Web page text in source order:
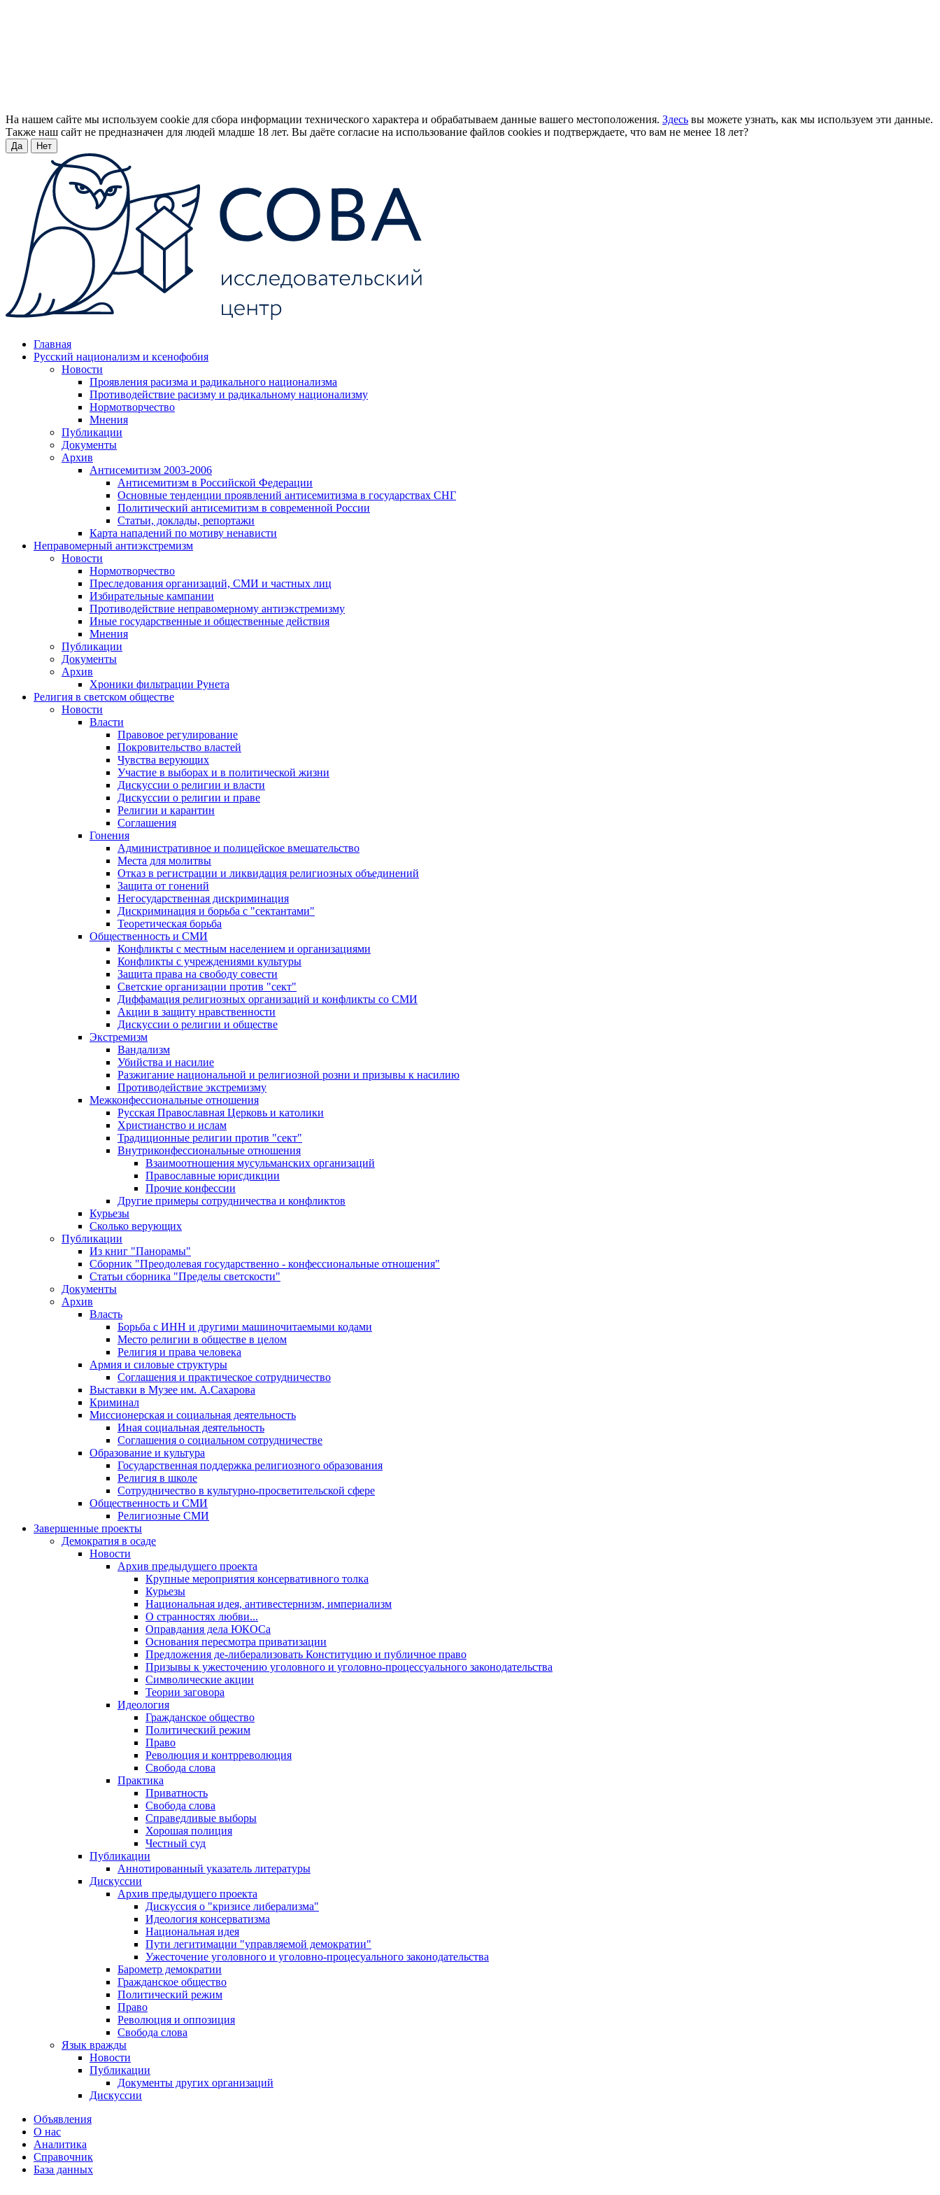
На нашем сайте мы используем cookie для сбора информации технического характера и обрабатываем данные вашего местоположения. Здесь вы можете узнать, как мы используем эти данные.
Также наш сайт не предназначен для людей младше 18 лет. Вы даёте согласие на использование файлов cookies и подтверждаете, что вам не менее 18 лет?
Да Нет
Главная
Русский национализм и ксенофобия
Новости
Проявления расизма и радикального национализма
Противодействие расизму и радикальному национализму
Нормотворчество
Мнения
Публикации
Документы
Архив
Антисемитизм 2003-2006
Антисемитизм в Российской Федерации
Основные тенденции проявлений антисемитизма в государствах СНГ
Политический антисемитизм в современной России
Статьи, доклады, репортажи
Карта нападений по мотиву ненависти
Неправомерный антиэкстремизм
Новости
Нормотворчество
Преследования организаций, СМИ и частных лиц
Избирательные кампании
Противодействие неправомерному антиэкстремизму
Иные государственные и общественные действия
Мнения
Публикации
Документы
Архив
Хроники фильтрации Рунета
Религия в светском обществе
Новости
Власти
Правовое регулирование
Покровительство властей
Чувства верующих
Участие в выборах и в политической жизни
Дискуссии о религии и власти
Дискуссии о религии и праве
Религии и карантин
Соглашения
Гонения
Административное и полицейское вмешательство
Места для молитвы
Отказ в регистрации и ликвидация религиозных объединений
Защита от гонений
Негосударственная дискриминация
Дискриминация и борьба с "сектантами"
Теоретическая борьба
Общественность и СМИ
Конфликты с местным населением и организациями
Конфликты с учреждениями культуры
Защита права на свободу совести
Светские организации против "сект"
Диффамация религиозных организаций и конфликты со СМИ
Акции в защиту нравственности
Дискуссии о религии и обществе
Экстремизм
Вандализм
Убийства и насилие
Разжигание национальной и религиозной розни и призывы к насилию
Противодействие экстремизму
Межконфессиональные отношения
Русская Православная Церковь и католики
Христианство и ислам
Традиционные религии против "сект"
Внутриконфессиональные отношения
Взаимоотношения мусульманских организаций
Православные юрисдикции
Прочие конфессии
Другие примеры сотрудничества и конфликтов
Курьезы
Сколько верующих
Публикации
Из книг "Панорамы"
Сборник "Преодолевая государственно - конфессиональные отношения"
Статьи сборника "Пределы светскости"
Документы
Архив
Власть
Борьба с ИНН и другими машиночитаемыми кодами
Место религии в обществе в целом
Религия и права человека
Армия и силовые структуры
Соглашения и практическое сотрудничество
Выставки в Музее им. А.Сахарова
Криминал
Миссионерская и социальная деятельность
Иная социальная деятельность
Соглашения о социальном сотрудничестве
Образование и культура
Государственная поддержка религиозного образования
Религия в школе
Сотрудничество в культурно-просветительской сфере
Общественность и СМИ
Религиозные СМИ
Завершенные проекты
Демократия в осаде
Новости
Архив предыдущего проекта
Крупные мероприятия консервативного толка
Курьезы
Национальная идея, антивестернизм, империализм
О странностях любви...
Оправдания дела ЮКОСа
Основания пересмотра приватизации
Предложения де-либерализовать Конституцию и публичное право
Призывы к ужесточению уголовного и уголовно-процессуального законодательства
Символические акции
Теории заговора
Идеология
Гражданское общество
Политический режим
Право
Революция и контрреволюция
Свобода слова
Практика
Приватность
Свобода слова
Справедливые выборы
Хорошая полиция
Честный суд
Публикации
Аннотированный указатель литературы
Дискуссии
Архив предыдущего проекта
Дискуссия о "кризисе либерализма"
Идеология консерватизма
Национальная идея
Пути легитимации "управляемой демократии"
Ужесточение уголовного и уголовно-процесуального законодательства
Барометр демократии
Гражданское общество
Политический режим
Право
Революция и оппозиция
Свобода слова
Язык вражды
Новости
Публикации
Документы других организаций
Дискуссии
Объявления
О нас
Аналитика
Справочник
База данных